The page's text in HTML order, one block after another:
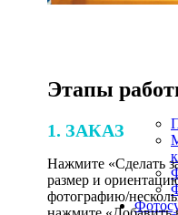
Этапы
1. ЗАКАЗ
Нажмите «Сделать
размер и
фотографию/